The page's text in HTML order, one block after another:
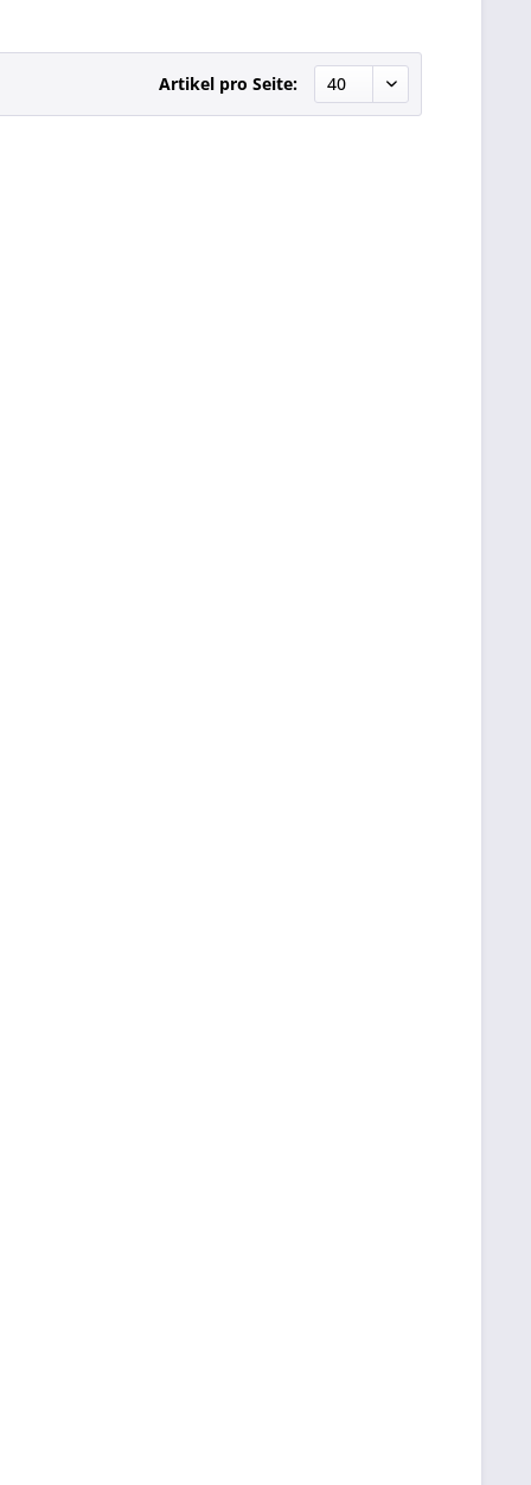
Artikel pro Seite: